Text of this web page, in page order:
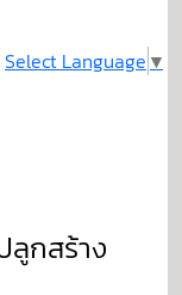
Select Language ▼
กสร้าง